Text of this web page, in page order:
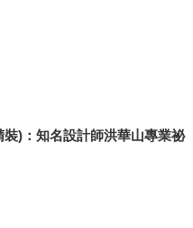
)：知名設計師洪華山專業祕